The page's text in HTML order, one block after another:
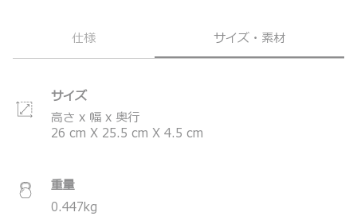
ッセンスを加えたVoyageurコレクション。通勤に最適の
バックパックやトート、デイリー使いのデイバッグ、ト
ラベルアイテムまで汎用性の高いアイテムを多数取り揃
＊製品の仕様は予告なく変更する場合があります。
仕様 サイズ・素材
サイズ
高さ x 幅 x 奥行
26 cm X 25.5 cm X 4.5 cm
重量
0.447kg